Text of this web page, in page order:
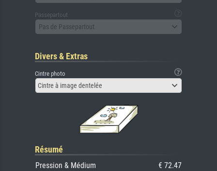
Passepartout
Pas de Passepartout
Divers & Extras
Cintre photo
Cintre à image dentelée
Résumé
Pression & Médium
€ 72.47